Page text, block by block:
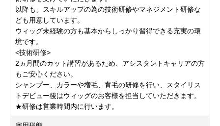
以降も、スキルアップの為の技術研修やマネジメント研修な
ども用意しています。
ウィッグ未経験の方も基本からしっかり習得できる充実の環
境です。
<技術研修>
2ヵ月間のカット講習があるため、アシスタントキャリアの方
もご安心ください。
シャンプー、カラーや増毛、育毛の研修を行い、スタイリス
トデビュー後はウィッグのお客様を担当していただきます。
★研修は営業時間内に行います。